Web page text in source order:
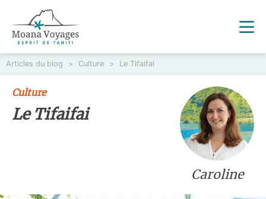
Articles du blog > Culture > Le Tifaifai
Caroline
Culture
Le Tifaifai